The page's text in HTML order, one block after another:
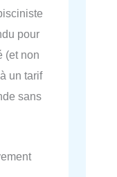
pour
(et non
un tarif
sans